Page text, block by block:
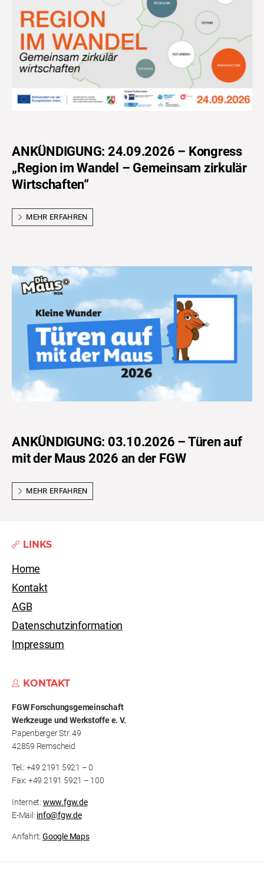
ANKÜNDIGUNG: 24.09.2026 – Kongress
„Region im Wandel – Gemeinsam zirkulär
Wirtschaften“
MEHR ERFAHREN
ANKÜNDIGUNG: 03.10.2026 – Türen auf
mit der Maus 2026 an der FGW
MEHR ERFAHREN
LINKS
Home
Kontakt
AGB
Datenschutzinformation
Impressum
KONTAKT
FGW Forschungs­gemeinschaft
Werkzeuge und Werkstoffe e. V.
Papenberger Str. 49
42859 Remscheid
Tel.: +49 2191 5921 – 0
Fax: +49 2191 5921 – 100
Internet: www.fgw.de
E-Mail: info@fgw.de
Anfahrt:Google Maps